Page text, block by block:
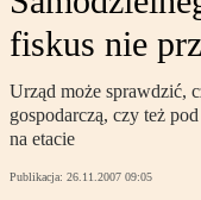
fiskus nie
Urząd może sprawdzić,
gospodarczą, czy też
na etacie
Publikacja: 26.11.2007 09:05